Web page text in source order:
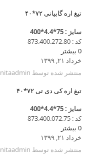
تیغ اره گابیانی ۷۲*۴۰
سایز : 75*4.4*400
کد : 873.400.272.80
0 بیشتر
خرداد ۲۱, ۱۳۹۹
منتشر شده توسط nitaadmin
تیغ اره کی دی تی ۷۲*۴۰
سایز : 75*4.4*400
کد : 873.400.072.75
0 بیشتر
خرداد ۲۱, ۱۳۹۹
منتشر شده توسط nitaadmin